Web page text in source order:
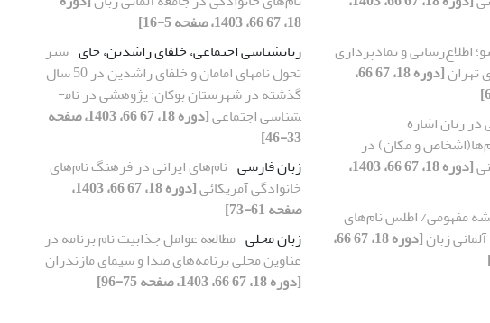
اطلاع‌رسانی و نمادپردازی
تهران
[دوره 18، 67 66،
زبان اشاره
و مکان) در
[دوره 18، 67 66، 1403،
مفهومی/ اطلس نام‌های
زبان
[دوره 18، 67 66،
18، 67 66، 1403، صفحه 5-16]
زبانشناسی اجتماعی، خلفای راشدین، جای­ سیر
تحول نام­های امامان و خلفای راشدین در 50 سال
گذشته در شهرستان بوکان: پژوهشی در نام­
شناسی اجتماعی
[دوره 18، 67 66، 1403، صفحه
33-46]
زبان فارسی نام‌های ایرانی در فرهنگ نام‌های
خانوادگی آمریکائی
[دوره 18، 67 66، 1403،
صفحه 61-73]
زبان محلی مطالعه عوامل جذابیت نام برنامه در
عناوین محلی برنامه‌های صدا و سیمای مازندران
[دوره 18، 67 66، 1403، صفحه 75-96]